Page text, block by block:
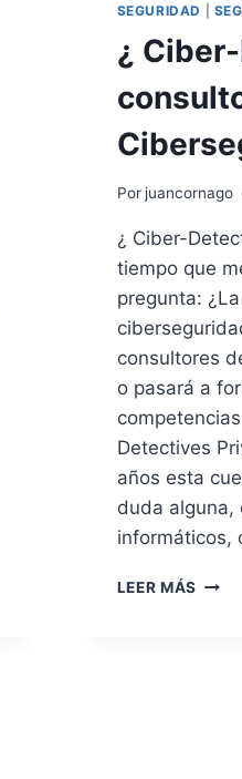
SEGURIDAD
¿
Por juancornago
¿ Ciber-
tiempo que
pregunta:
consultores
o pasará a
Detectives
años esta
duda alguna,
informáticos,
LEER MÁS ¿